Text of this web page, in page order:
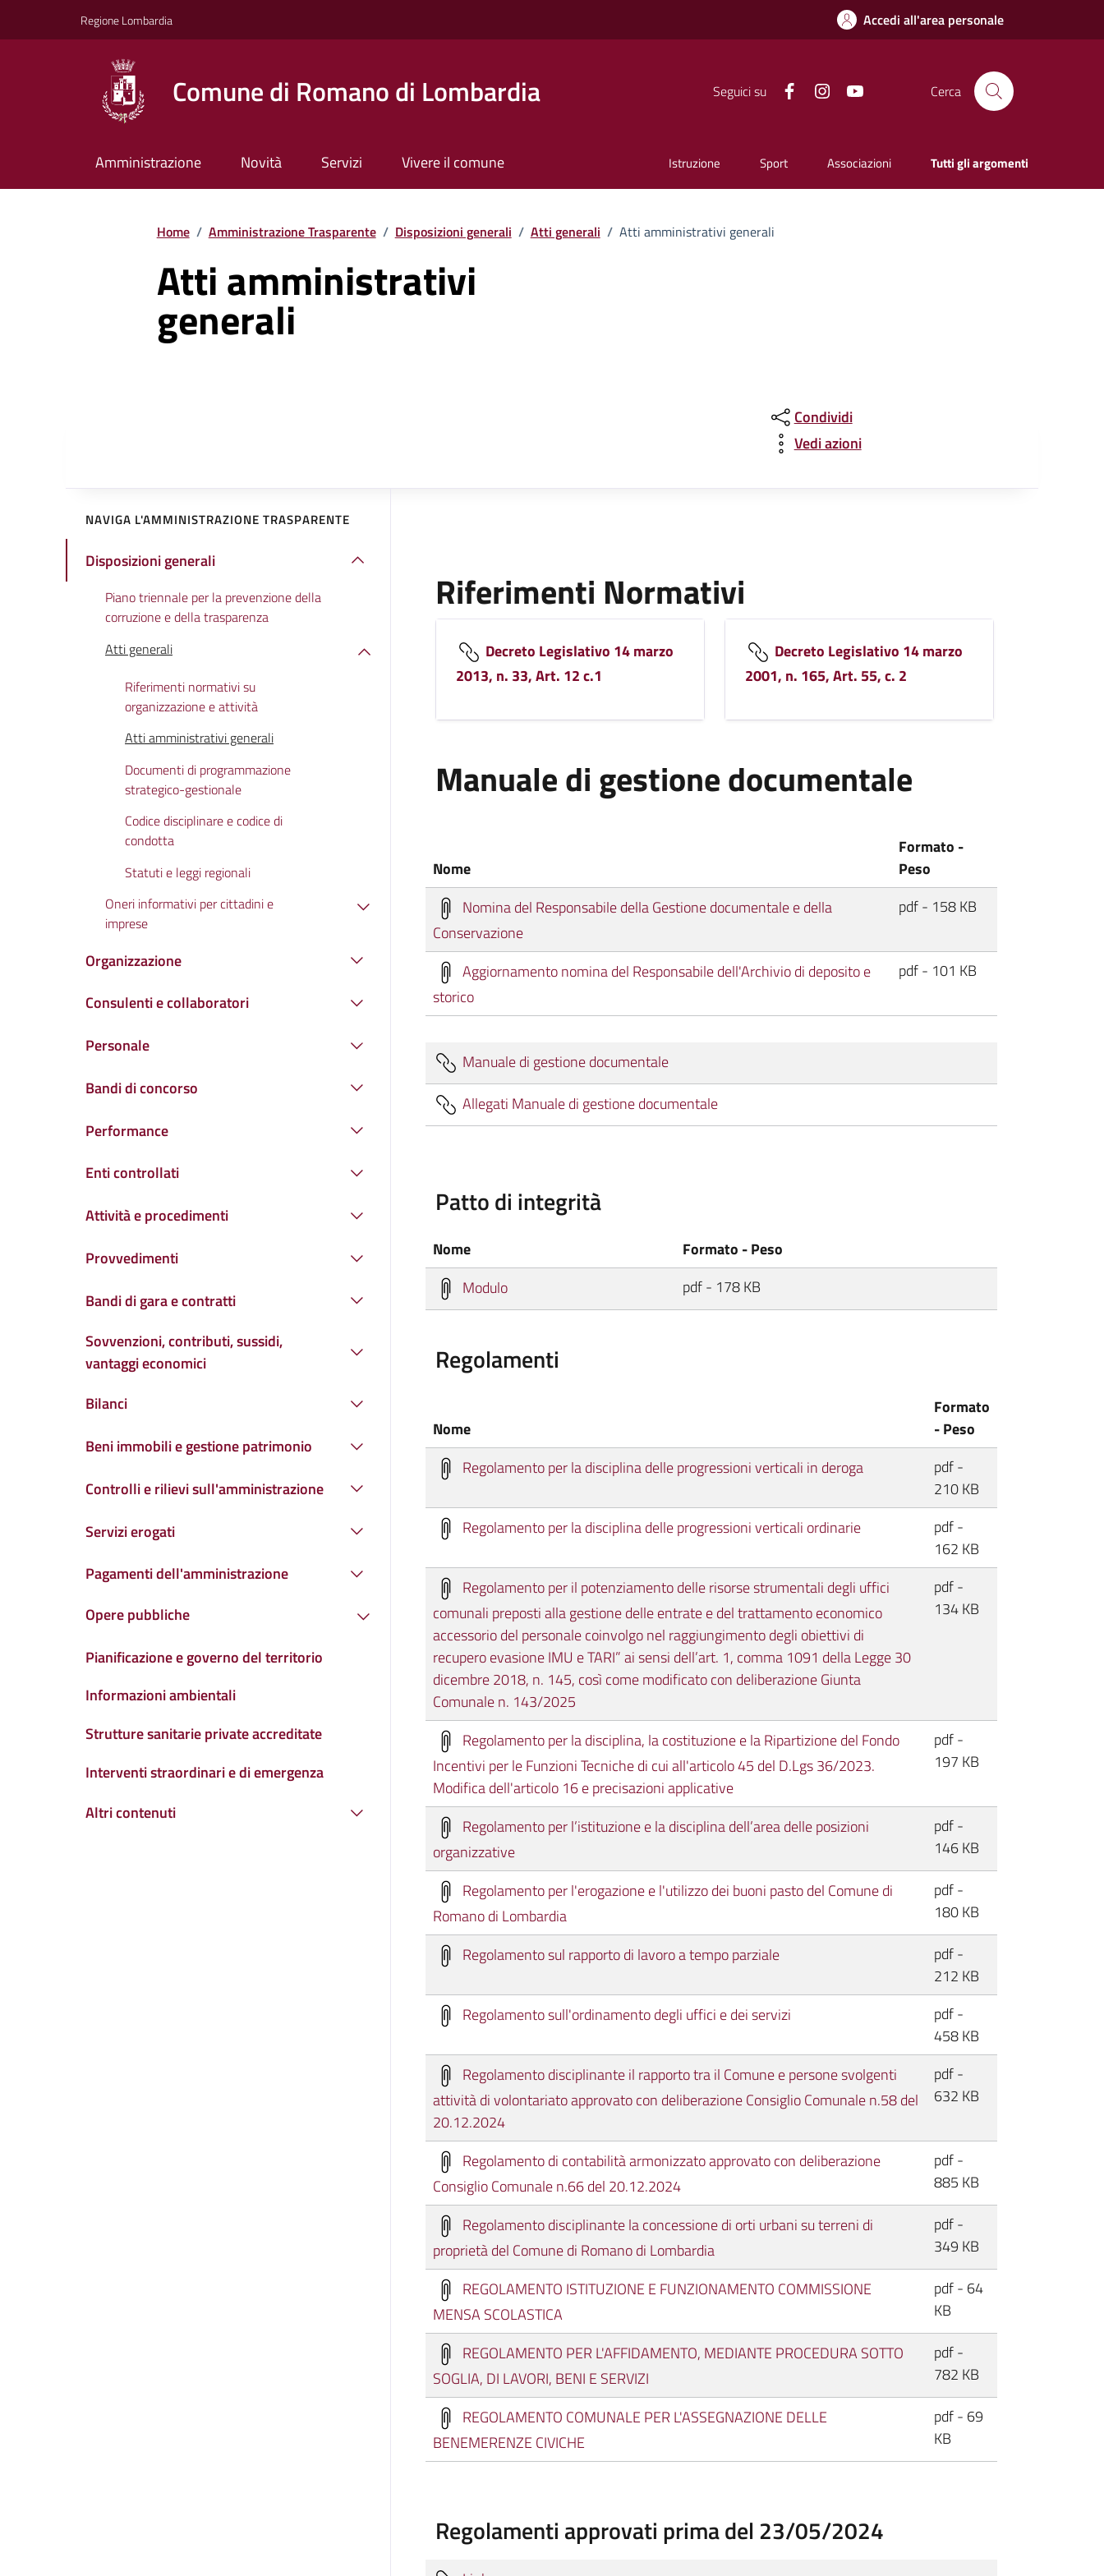
Regione Lombardia Accedi all'area personale
Comune di Romano di Lombardia Seguici su Facebook Instagram Cerca
Amministrazione Novità Servizi Vivere il comune Istruzione Sport Associazioni Tutti gli argomenti
Home / Amministrazione Trasparente / Disposizioni generali / Atti generali / Atti amministrativi generali
Atti amministrativi
generali
Condividi
Vedi azioni
NAVIGA L'AMMINISTRAZIONE TRASPARENTE
Disposizioni generali
Piano triennale per la prevenzione della
corruzione e della trasparenza
Atti generali
Riferimenti normativi su
organizzazione e attività
Atti amministrativi generali
Documenti di programmazione
strategico-gestionale
Codice disciplinare e codice di
condotta
Statuti e leggi regionali
Oneri informativi per cittadini e
imprese
Organizzazione
Consulenti e collaboratori
Personale
Bandi di concorso
Performance
Enti controllati
Attività e procedimenti
Provvedimenti
Bandi di gara e contratti
Sovvenzioni, contributi, sussidi,
vantaggi economici
Bilanci
Beni immobili e gestione patrimonio
Controlli e rilievi sull'amministrazione
Servizi erogati
Pagamenti dell'amministrazione
Opere pubbliche
Pianificazione e governo del territorio
Informazioni ambientali
Strutture sanitarie private accreditate
Interventi straordinari e di emergenza
Altri contenuti
Riferimenti Normativi
Decreto Legislativo 14 marzo
2013, n. 33, Art. 12 c.1
Decreto Legislativo 14 marzo
2001, n. 165, Art. 55, c. 2
Manuale di gestione documentale
Nome
Formato -
Peso
Nomina del Responsabile della Gestione documentale e della
Conservazione
pdf - 158 KB
Aggiornamento nomina del Responsabile dell'Archivio di deposito e
storico
pdf - 101 KB
Manuale di gestione documentale
Allegati Manuale di gestione documentale
Patto di integrità
Nome
Formato - Peso
Modulo
pdf - 178 KB
Regolamenti
Nome
Formato
- Peso
Regolamento per la disciplina delle progressioni verticali in deroga
pdf -
210 KB
Regolamento per la disciplina delle progressioni verticali ordinarie
pdf -
162 KB
Regolamento per il potenziamento delle risorse strumentali degli uffici
comunali preposti alla gestione delle entrate e del trattamento economico
accessorio del personale coinvolgo nel raggiungimento degli obiettivi di
recupero evasione IMU e TARI” ai sensi dell’art. 1, comma 1091 della Legge 30
dicembre 2018, n. 145, così come modificato con deliberazione Giunta
Comunale n. 143/2025
pdf -
134 KB
Regolamento per la disciplina, la costituzione e la Ripartizione del Fondo
Incentivi per le Funzioni Tecniche di cui all'articolo 45 del D.Lgs 36/2023.
Modifica dell'articolo 16 e precisazioni applicative
pdf -
197 KB
Regolamento per l’istituzione e la disciplina dell’area delle posizioni
organizzative
pdf -
146 KB
Regolamento per l'erogazione e l'utilizzo dei buoni pasto del Comune di
Romano di Lombardia
pdf -
180 KB
Regolamento sul rapporto di lavoro a tempo parziale
pdf -
212 KB
Regolamento sull'ordinamento degli uffici e dei servizi
pdf -
458 KB
Regolamento disciplinante il rapporto tra il Comune e persone svolgenti
attività di volontariato approvato con deliberazione Consiglio Comunale n.58 del
20.12.2024
pdf -
632 KB
Regolamento di contabilità armonizzato approvato con deliberazione
Consiglio Comunale n.66 del 20.12.2024
pdf -
885 KB
Regolamento disciplinante la concessione di orti urbani su terreni di
proprietà del Comune di Romano di Lombardia
pdf -
349 KB
REGOLAMENTO ISTITUZIONE E FUNZIONAMENTO COMMISSIONE
MENSA SCOLASTICA
pdf - 64
KB
REGOLAMENTO PER L'AFFIDAMENTO, MEDIANTE PROCEDURA SOTTO
SOGLIA, DI LAVORI, BENI E SERVIZI
pdf -
782 KB
REGOLAMENTO COMUNALE PER L'ASSEGNAZIONE DELLE
BENEMERENZE CIVICHE
pdf - 69
KB
Regolamenti approvati prima del 23/05/2024